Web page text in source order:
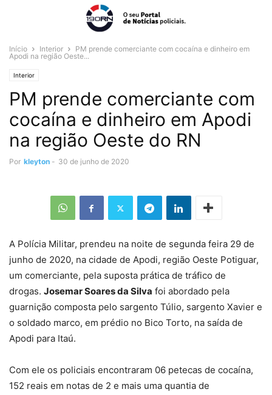
Início Interior
PM prende comerciante com cocaína e dinheiro em
Apodi na região Oeste...
Interior
PM prende comerciante com
cocaína e dinheiro em Apodi
na região Oeste do RN
Por kleyton - 30 de junho de 2020
A Polícia Militar, prendeu na noite de segunda feira 29 de
junho de 2020, na cidade de Apodi, região Oeste Potiguar,
um comerciante, pela suposta prática de tráfico de
drogas. Josemar Soares da Silva foi abordado pela
guarnição composta pelo sargento Túlio, sargento Xavier e
o soldado marco, em prédio no Bico Torto, na saída de
Apodi para Itaú.
Com ele os policiais encontraram 06 petecas de cocaína,
152 reais em notas de 2 e mais uma quantia de